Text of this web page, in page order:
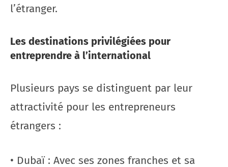
l’étranger.
Les destinations privilégiées pour
entreprendre à l’international
Plusieurs pays se distinguent par leur
attractivité pour les entrepreneurs
étrangers :
• Dubaï : Avec ses zones franches et sa